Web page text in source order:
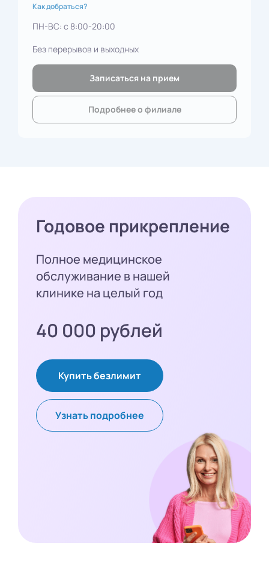
Как добраться?
ПН-ВС: с 8:00-20:00
Без перерывов и выходных
Записаться на прием
Подробнее о филиале
Годовое прикрепление
Полное медицинское
обслуживание в нашей
клинике на целый год
40 000 рублей
Купить безлимит
Узнать подробнее